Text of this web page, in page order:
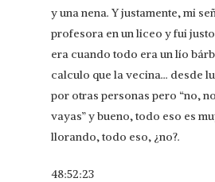
y una nena. Y justamente, mi
profesora en un liceo y fui
era cuando todo era un lío
calculo que la vecina… desde
por otras personas pero “no,
vayas” y bueno, todo eso es
llorando, todo eso, ¿no?.
48:52:23